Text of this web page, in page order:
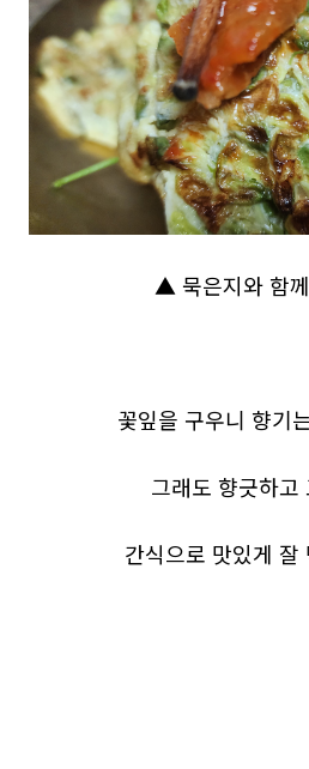
▲ 묵은지와 함
꽃잎을 구우니 향기
그래도 향긋하고
간식으로 맛있게 잘